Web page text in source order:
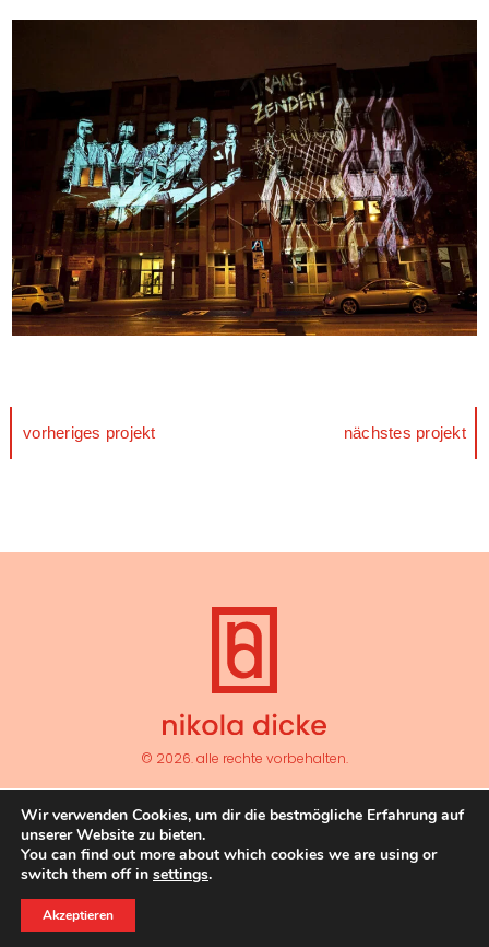
vorheriges projekt nächstes projekt
© 2026. alle rechte vorbehalten.
kunst vermittlung forschung publikationen
cv
links
datenschutz impressum
Wir verwenden Cookies, um dir die bestmögliche Erfahrung auf
unserer Website zu bieten.
You can find out more about which cookies we are using or
switch them off in settings.
Akzeptieren